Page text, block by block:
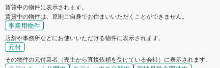
賃貸中の物件に表示されます。
賃貸中の物件は、原則ご自身でお住まいいただくことができません。
事業用物件
店舗や事務所などにお使いいただける物件に表示されます。
元付
その物件の元付業者（売主から直接依頼を受けている会社）に表示されます。